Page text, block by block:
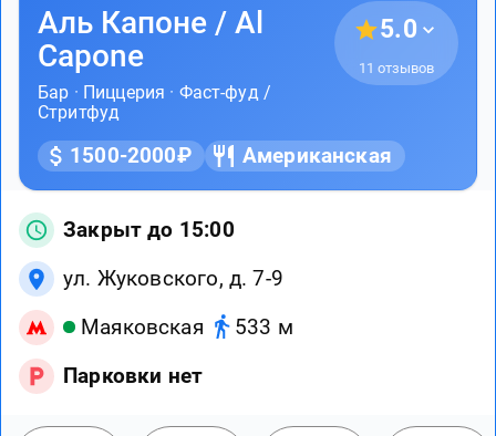
Аль Капоне / Al
Capone
Бар · Пиццерия · Фаст-фуд /
Стритфуд
5.0
11 отзывов
1500-2000₽ Американская
Закрыт до 15:00
ул. Жуковского, д. 7-9
Маяковская
533 м
Парковки нет